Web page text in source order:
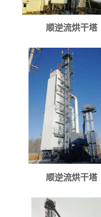
顺逆流烘干塔
顺逆流烘干塔